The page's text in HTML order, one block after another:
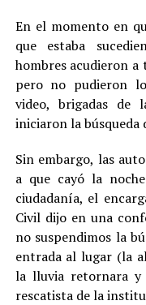
En el momento en
que estaba
hombres acudieron
pero no pudieron
video, brigadas de
iniciaron la búsqueda
Sin embargo, las
a que cayó la
ciudadanía, el
Civil dijo en una
no suspendimos la
entrada al lugar (la
la lluvia retornara
rescatista de la